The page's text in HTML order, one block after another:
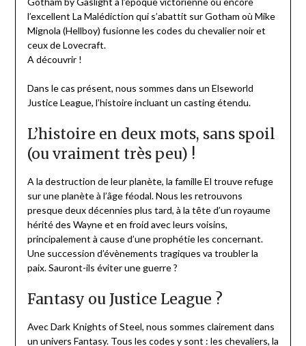
l’excellent La Malédiction qui s’abattit sur Gotham où Mike
Mignola (Hellboy) fusionne les codes du chevalier noir et
ceux de Lovecraft.
A découvrir !
Dans le cas présent, nous sommes dans un Elseworld
Justice League, l’histoire incluant un casting étendu.
L’histoire en deux mots, sans spoil
(ou vraiment très peu) !
A la destruction de leur planète, la famille El trouve refuge
sur une planète à l’âge féodal. Nous les retrouvons
presque deux décennies plus tard, à la tête d’un royaume
hérité des Wayne et en froid avec leurs voisins,
principalement à cause d’une prophétie les concernant.
Une succession d’évènements tragiques va troubler la
paix. Sauront-ils éviter une guerre ?
Fantasy ou Justice League ?
Avec Dark Knights of Steel, nous sommes clairement dans
un univers Fantasy. Tous les codes y sont : les chevaliers, la